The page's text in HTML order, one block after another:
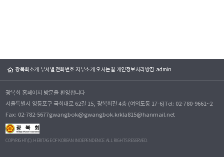
광복회소개 부서별 전화번호 지부소개 오시는길 개인정보처리방침 admin
광복회 홈페이지 방문을 환영합니다
서울특별시 영등포구 국회대로 62길 15, 광복회관 4층 (여의도동 17-6)Tel: 02-780-9661~2
Fax: 02-782-5677gwangbok@gwangbok.krkla815@hanmail.net
COPYRIGHT(C). HERITAGE OF KOREAN INDEPENDENCE. ALL RIGHTS RESERVED.